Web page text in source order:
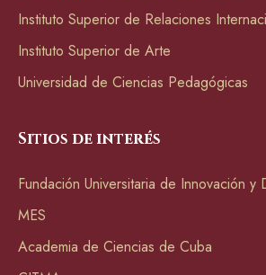
Instituto Superior de Relaciones
Instituto Superior de Arte
Universidad de Ciencias Pedagógicas
Sitios de interés
Fundación Universitaria de Innovación y
MES
Academia de Ciencias de Cuba